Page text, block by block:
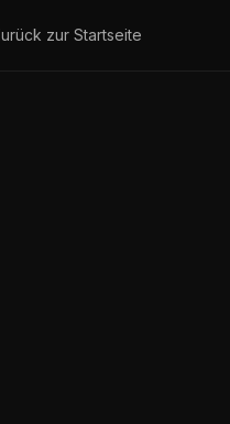
zur Startseite